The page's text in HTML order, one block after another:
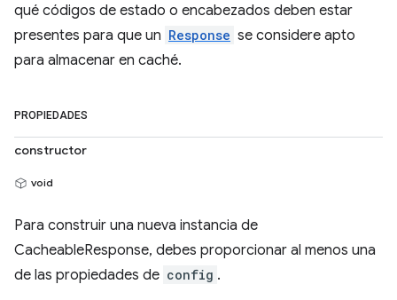
qué códigos de estado o encabezados deben estar
presentes para que un Response se considere apto
para almacenar en caché.
PROPIEDADES
constructor
void
Para construir una nueva instancia de
CacheableResponse, debes proporcionar al menos una
de las propiedades de config .